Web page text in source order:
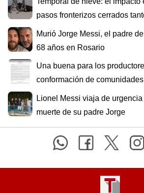
pasos fronterizos cerrados
Murió Jorge Messi, el padre
68 años en Rosario
Una buena para los
conformación de
Lionel Messi viaja de
muerte de su padre Jorge